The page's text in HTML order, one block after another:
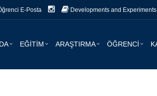
E-Posta Developments and
EĞİTİM ARAŞTIRMA ÖĞRENCİ